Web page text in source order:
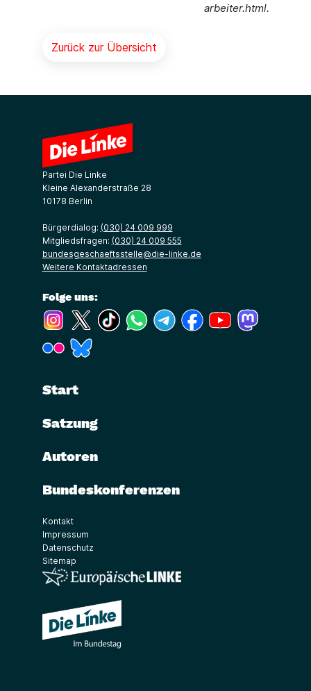
arbeiter.html.
Zurück zur Übersicht
Partei Die Linke
Kleine Alexanderstraße 28
10178 Berlin
Bürgerdialog: (030) 24 009 999
Mitgliedsfragen: (030) 24 009 555
bundesgeschaeftsstelle@die-linke.de
Weitere Kontaktadressen
Folge uns:
(Link öffnet ein neues Fenster)
(Link öffnet ein neues Fenster)
(Link öffnet ein neues Fenster)
(Link öffnet ein neues Fenster)
(Link öffnet ein neues Fenster)
(Link öffnet ein neues
(Link öffnet ein
(Link öffnet ein neues Fenster)
Start
Satzung
Autoren
Bundeskonferenzen
Kontakt
Impressum
Datenschutz
Sitemap
(Link öffnet ein neues Fenster)